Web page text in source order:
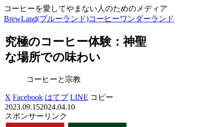
コーヒーを愛してやまない人のためのメディア
BrewLand(ブルーランド)コーヒーワンダーランド
究極のコーヒー体験：神聖
な場所での味わい
コーヒーと宗教
X Facebook はてブ LINE コピー
2023.09.152024.04.10
スポンサーリンク